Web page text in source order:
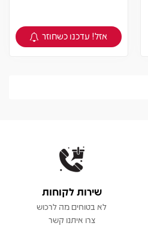
צפיה במוצר
אזל! עדכנו כשחוזר
שירות לקוחות
לא בטוחים מה לרכוש
צרו איתנו קשר